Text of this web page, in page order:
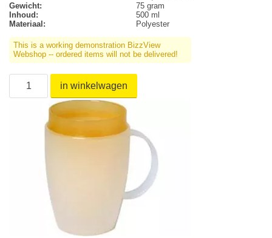
Gewicht:
75 gram
Inhoud:
500 ml
Materiaal:
Polyester
This is a working demonstration BizzView
Webshop -- ordered items will not be delivered!
in winkelwagen